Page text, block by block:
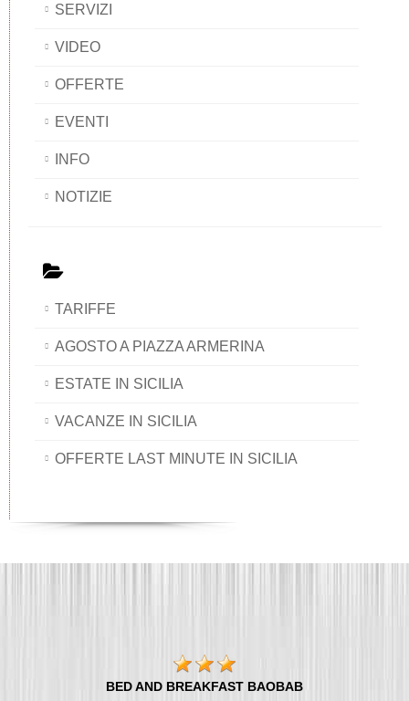
SERVIZI
VIDEO
OFFERTE
EVENTI
INFO
NOTIZIE
TARIFFE
AGOSTO A PIAZZA ARMERINA
ESTATE IN SICILIA
VACANZE IN SICILIA
OFFERTE LAST MINUTE IN SICILIA
BED AND BREAKFAST BAOBAB